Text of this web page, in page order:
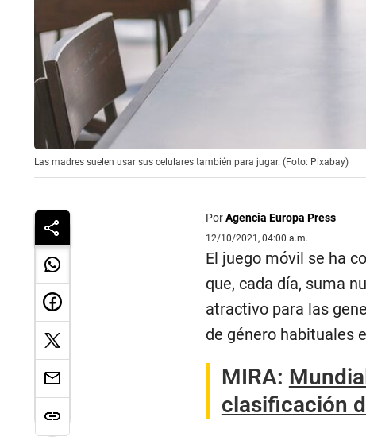
Las madres suelen usar sus celulares también para jugar. (Foto: Pixabay)
PorAgencia Europa Press
12/10/2021, 04:00 a.m.
El juego móvil se ha
que, cada día, suma
atractivo para las
de género habituales
MIRA:
clasificación